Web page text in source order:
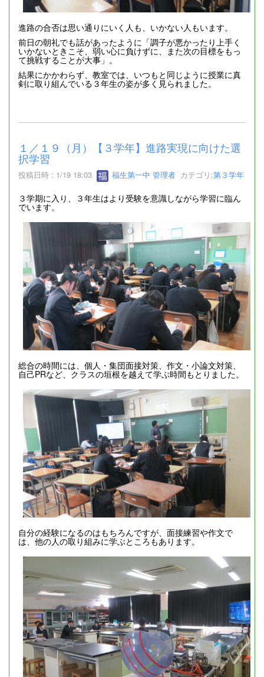
進路の合否は思い通りにいく人も、いかない人もいます。
前日の朝礼でも話があったように「調子が悪かったり上手く
いかないときこそ、弱い心に負けずに、また次の目標をもっ
て挑戦することが大事」。
結果にかかわらず、教室では、いつもと同じように授業に真
剣に取り組んでいる３年生の姿が多く見られました。
１／１９（月）【３学年】進路実現に向けた選
択学習
投稿日時 : 1/19 18:03 福生第一中 管理者 カテゴリ:第３学年
３学期に入り、３年生はより受験を意識しながら学習に臨ん
でいます。
総合の時間には、個人・集団面接対策、作文・小論文対策、
自己PRなど、クラスの垣根を越えて学ぶ時間もとりました。
自分の経験になるのはもちろんですが、面接練習や作文で
は、他の人の取り組みに学ぶところもあります。